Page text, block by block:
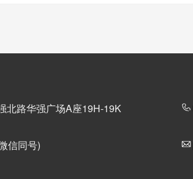
北路华强广场A座19H-19K
信同号)